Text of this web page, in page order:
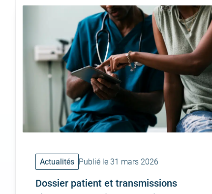
Actualités Publié le 31 mars 2026
Dossier patient et transmissions